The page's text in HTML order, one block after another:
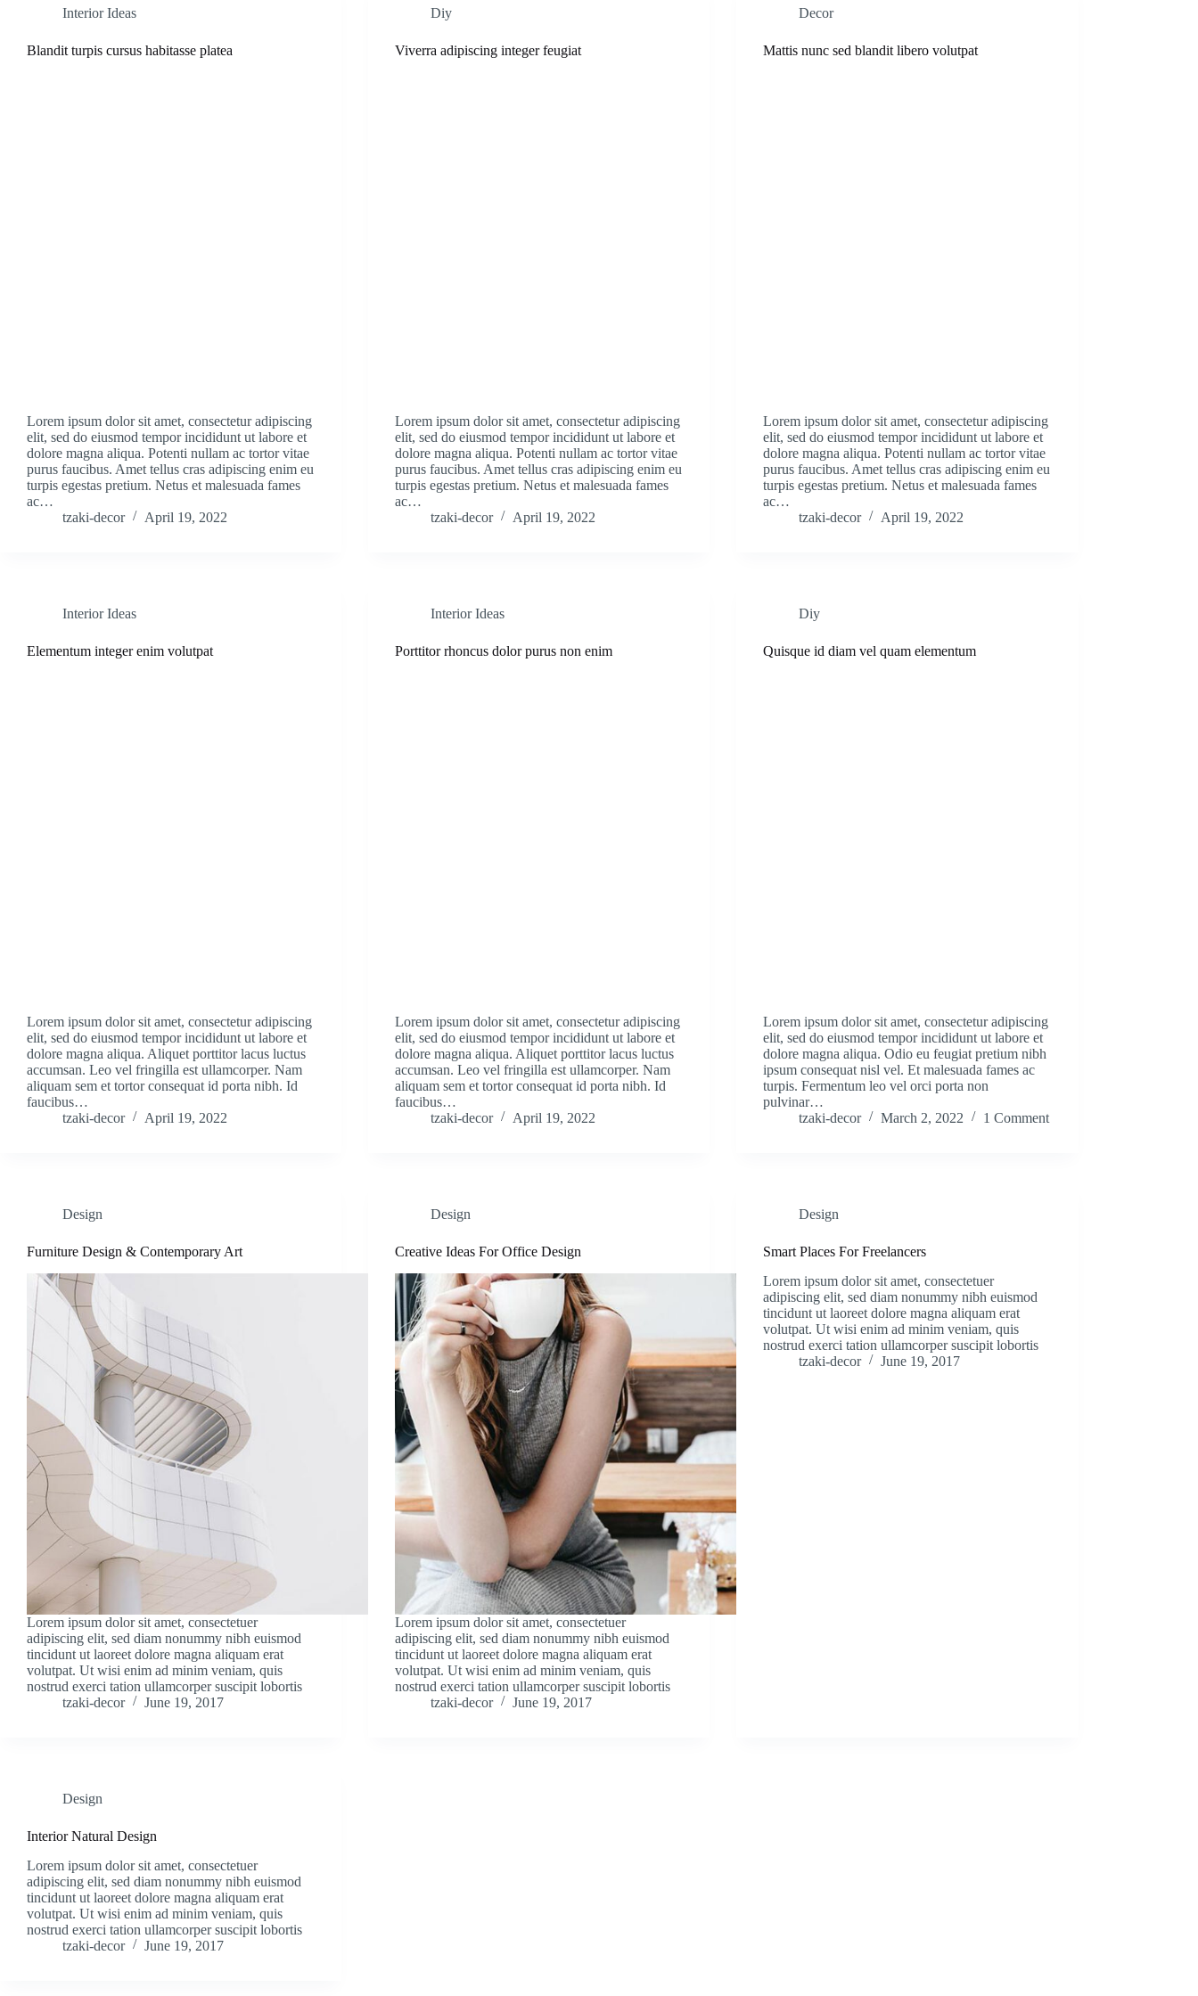
Interior Ideas
Blandit turpis cursus habitasse platea
Lorem ipsum dolor sit amet, consectetur adipiscing
elit, sed do eiusmod tempor incididunt ut labore et
dolore magna aliqua. Potenti nullam ac tortor vitae
purus faucibus. Amet tellus cras adipiscing enim eu
turpis egestas pretium. Netus et malesuada fames
ac…
tzaki-decor
April 19, 2022
Diy
Viverra adipiscing integer feugiat
Lorem ipsum dolor sit amet, consectetur adipiscing
elit, sed do eiusmod tempor incididunt ut labore et
dolore magna aliqua. Potenti nullam ac tortor vitae
purus faucibus. Amet tellus cras adipiscing enim eu
turpis egestas pretium. Netus et malesuada fames
ac…
tzaki-decor
April 19, 2022
Decor
Mattis nunc sed blandit libero volutpat
Lorem ipsum dolor sit amet, consectetur adipiscing
elit, sed do eiusmod tempor incididunt ut labore et
dolore magna aliqua. Potenti nullam ac tortor vitae
purus faucibus. Amet tellus cras adipiscing enim eu
turpis egestas pretium. Netus et malesuada fames
ac…
tzaki-decor
April 19, 2022
Interior Ideas
Elementum integer enim volutpat
Lorem ipsum dolor sit amet, consectetur adipiscing
elit, sed do eiusmod tempor incididunt ut labore et
dolore magna aliqua. Aliquet porttitor lacus luctus
accumsan. Leo vel fringilla est ullamcorper. Nam
aliquam sem et tortor consequat id porta nibh. Id
faucibus…
tzaki-decor
April 19, 2022
Interior Ideas
Porttitor rhoncus dolor purus non enim
Lorem ipsum dolor sit amet, consectetur adipiscing
elit, sed do eiusmod tempor incididunt ut labore et
dolore magna aliqua. Aliquet porttitor lacus luctus
accumsan. Leo vel fringilla est ullamcorper. Nam
aliquam sem et tortor consequat id porta nibh. Id
faucibus…
tzaki-decor
April 19, 2022
Diy
Quisque id diam vel quam elementum
Lorem ipsum dolor sit amet, consectetur adipiscing
elit, sed do eiusmod tempor incididunt ut labore et
dolore magna aliqua. Odio eu feugiat pretium nibh
ipsum consequat nisl vel. Et malesuada fames ac
turpis. Fermentum leo vel orci porta non
pulvinar…
tzaki-decor
March 2, 2022 1 Comment
Design
Furniture Design & Contemporary Art
Lorem ipsum dolor sit amet, consectetuer
adipiscing elit, sed diam nonummy nibh euismod
tincidunt ut laoreet dolore magna aliquam erat
volutpat. Ut wisi enim ad minim veniam, quis
nostrud exerci tation ullamcorper suscipit lobortis
tzaki-decor
June 19, 2017
Design
Creative Ideas For Office Design
Lorem ipsum dolor sit amet, consectetuer
adipiscing elit, sed diam nonummy nibh euismod
tincidunt ut laoreet dolore magna aliquam erat
volutpat. Ut wisi enim ad minim veniam, quis
nostrud exerci tation ullamcorper suscipit lobortis
tzaki-decor
June 19, 2017
Design
Smart Places For Freelancers
Lorem ipsum dolor sit amet, consectetuer
adipiscing elit, sed diam nonummy nibh euismod
tincidunt ut laoreet dolore magna aliquam erat
volutpat. Ut wisi enim ad minim veniam, quis
nostrud exerci tation ullamcorper suscipit lobortis
tzaki-decor
June 19, 2017
Design
Interior Natural Design
Lorem ipsum dolor sit amet, consectetuer
adipiscing elit, sed diam nonummy nibh euismod
tincidunt ut laoreet dolore magna aliquam erat
volutpat. Ut wisi enim ad minim veniam, quis
nostrud exerci tation ullamcorper suscipit lobortis
tzaki-decor
June 19, 2017